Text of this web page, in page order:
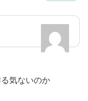
気ないのか